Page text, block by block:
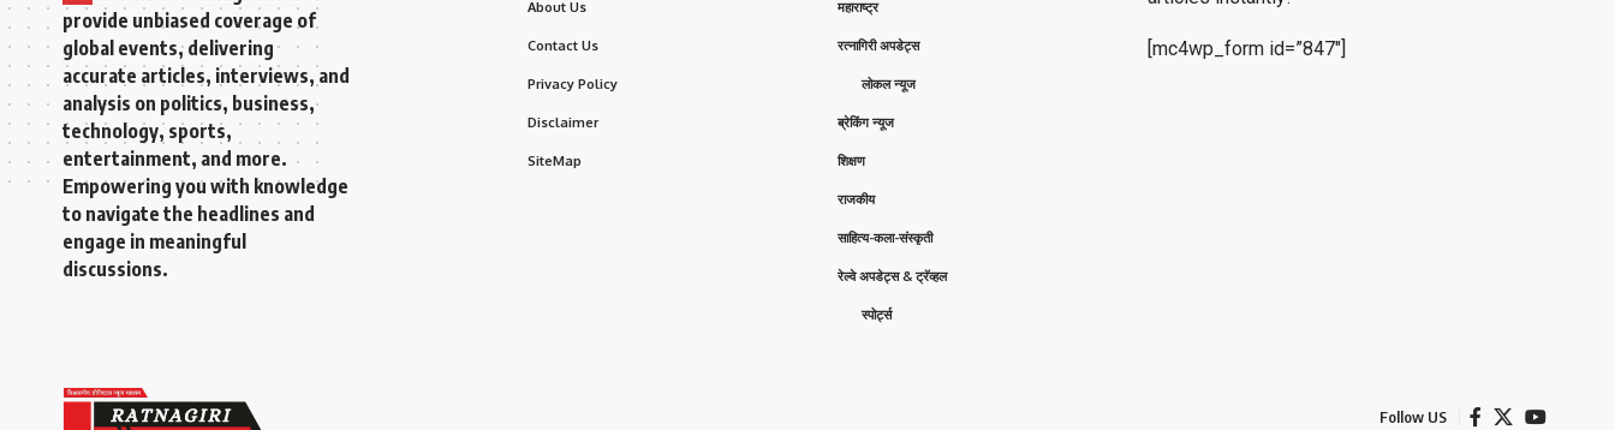
provide unbiased coverage of
global events, delivering
accurate articles, interviews, and
analysis on politics, business,
technology, sports,
entertainment, and more.
Empowering you with knowledge
to navigate the headlines and
engage in meaningful
discussions.
About Us
Contact Us
Privacy Policy
Disclaimer
SiteMap
महाराष्ट्र
रत्नागिरी अपडेट्स
लोकल न्यूज
ब्रेकिंग न्यूज
शिक्षण
राजकीय
साहित्य-कला-संस्कृती
रेल्वे अपडेट्स & ट्रॅव्हल
स्पोर्ट्स
[mc4wp_form id=”847″]
Follow US